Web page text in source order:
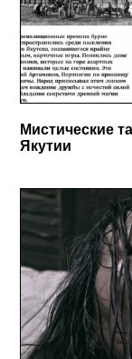
Мистические
Якутии